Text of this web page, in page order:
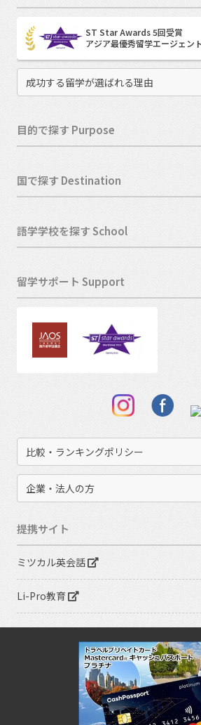
ST Star Awards 5回受賞
アジア最優秀留学エージェン
成功する留学が選ばれる理由
目的で探す Purpose
国で探す Destination
語学学校を探す School
留学サポート Support
比較・ランキングポリシー
企業・法人の方
提携サイト
ミツカル英会話
Li-Pro教育